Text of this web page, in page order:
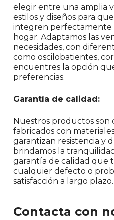
elegir entre una amplia
estilos y diseños para
integren perfectamente
hogar. Adaptamos las
necesidades, con
como oscilobatientes,
encuentres la opción
preferencias.
Garantía de calidad:
Nuestros productos son
fabricados con
garantizan resistencia y
brindamos la
garantía de calidad que
cualquier defecto o
satisfacción a largo plazo.
Contacta con